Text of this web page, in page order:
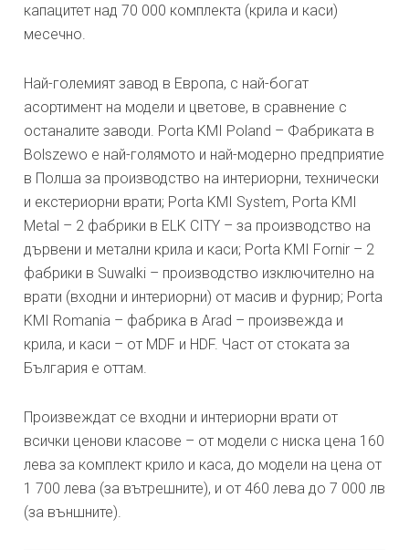
капацитет над 70 000 комплекта (крила и каси)
месечно.
Най-големият завод в Европа, с най-богат
асортимент на модели и цветове, в сравнение с
останалите заводи. Porta KMI Poland – Фабриката в
Bolszewo е най-голямото и най-модерно предприятие
в Полша за производство на интериорни, технически
и екстериорни врати; Porta KMI System, Porta KMI
Metal – 2 фабрики в ELK CITY – за производство на
дървени и метални крила и каси; Porta KMI Fornir – 2
фабрики в Suwalki – производство изключително на
врати (входни и интериорни) от масив и фурнир; Porta
KMI Romania – фабрика в Arad – произвежда и
крила, и каси – от MDF и HDF. Част от стоката за
България е оттам.
Произвеждат се входни и интериорни врати от
всички ценови класове – от модели с ниска цена 160
лева за комплект крило и каса, до модели на цена от
1 700 лева (за вътрешните), и от 460 лева до 7 000 лв
(за външните).